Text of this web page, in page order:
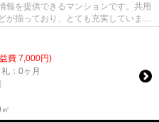
報を提供できるマンションです。共用
が揃っており、とても充実していま
費 7,000円)
：0ヶ月